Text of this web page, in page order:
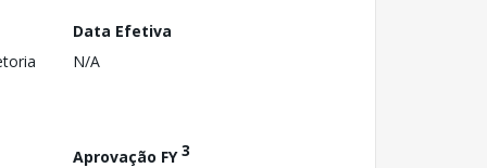
Data Efetiva
N/A
Aprovação FY3